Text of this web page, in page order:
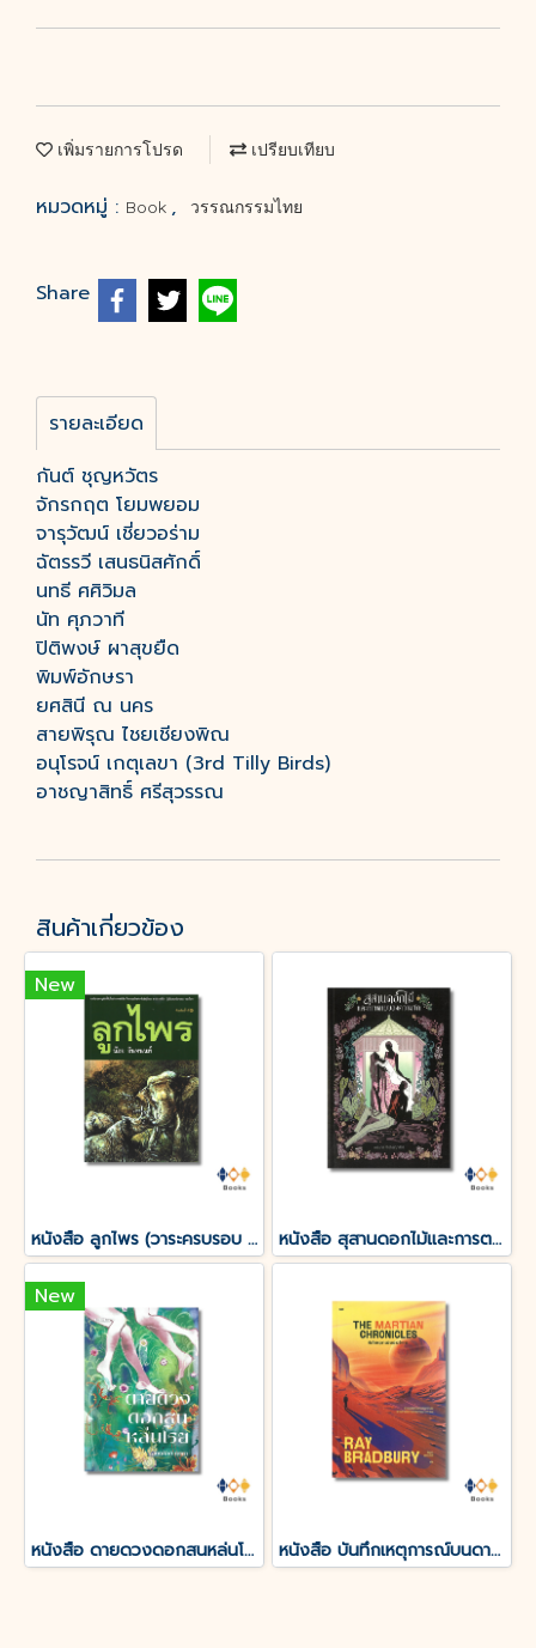
เพิ่มรายการโปรด เปรียบเทียบ
หมวดหมู่ : Book , วรรณกรรมไทย
Share
รายละเอียด
กันต์ ชุญหวัตร
จักรกฤต โยมพยอม
จารุวัฒน์ เชี่ยวอร่าม
ฉัตรรวี เสนธนิสศักดิ์
นทธี ศศิวิมล
นัท ศุภวาที
ปิติพงษ์ ผาสุขยืด
พิมพ์อักษรา
ยศสินี ณ นคร
สายพิรุณ ไชยเชียงพิณ
อนุโรจน์ เกตุเลขา (3rd Tilly Birds)
อาชญาสิทธิ์ ศรีสุวรรณ
สินค้าเกี่ยวข้อง
New
หนังสือ ลูกไพร (วาระครบรอบ 120 ปีชาตกาลมาลัย ชูพินิจ) หนังสือ สุสานดอกไม้และการตายของความรัก
New
หนังสือ ดายดวงดอกสนหล่นโรย หนังสือ บันทึกเหตุการณ์บนดาวอังคาร THE MARTIAN CHRONICLES